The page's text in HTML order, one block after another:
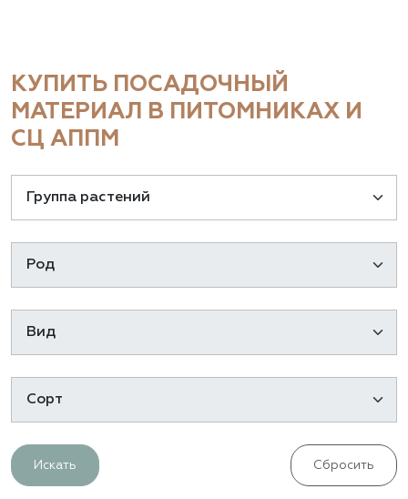
КУПИТЬ ПОСАДОЧНЫЙ
МАТЕРИАЛ В ПИТОМНИКАХ И
СЦ АППМ
Искать Сбросить